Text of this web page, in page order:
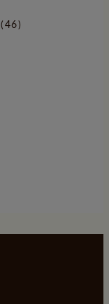
(46)